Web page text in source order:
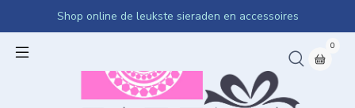
Shop online de leukste sieraden en accessoires
0